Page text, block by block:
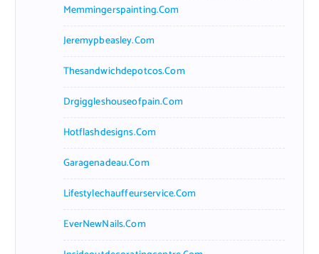
Memmingerspainting.com
Jeremypbeasley.com
Thesandwichdepotcos.com
Drgiggleshouseofpain.com
Hotflashdesigns.com
Garagenadeau.com
Lifestylechauffeurservice.com
EverNewNails.com